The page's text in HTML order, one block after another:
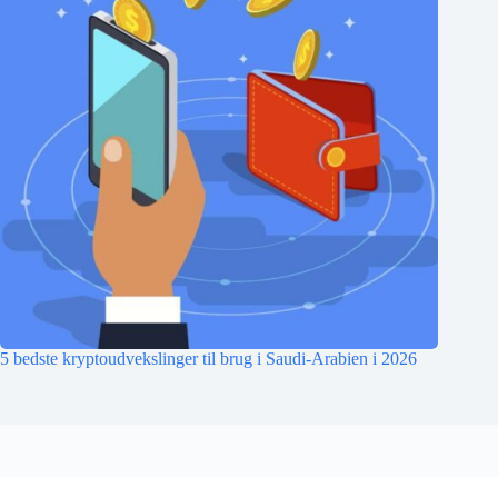
5 bedste kryptoudvekslinger til brug i Saudi-Arabien i 2026